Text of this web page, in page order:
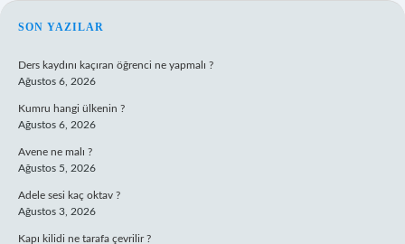
SIDEBAR
SON YAZILAR
Ders kaydını kaçıran öğrenci ne yapmalı ?
Ağustos 6, 2026
Kumru hangi ülkenin ?
Ağustos 6, 2026
Avene ne malı ?
Ağustos 5, 2026
Adele sesi kaç oktav ?
Ağustos 3, 2026
Kapı kilidi ne tarafa çevrilir ?